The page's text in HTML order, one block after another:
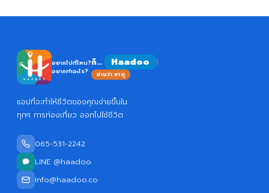
อยากไปที่ไหน?
อยากทำอะไร?
ก็...
อ่านว่า หาดู
แอปที่จะทำให้ชีวิตของคุณง่ายขึ้นใน
ทุกๆ การท่องเที่ยว ออกไปใช้ชีวิต
065-531-2242
LINE @haadoo
Info@haadoo.co